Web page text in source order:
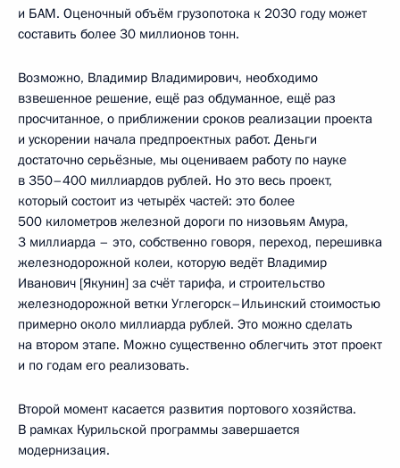
и БАМ. Оценочный объём грузопотока к 2030 году может
составить более 30 миллионов тонн.
Возможно, Владимир Владимирович, необходимо
взвешенное решение, ещё раз обдуманное, ещё раз
просчитанное, о приближении сроков реализации проекта
и ускорении начала предпроектных работ. Деньги
достаточно серьёзные, мы оцениваем работу по науке
в 350–400 миллиардов рублей. Но это весь проект,
который состоит из четырёх частей: это более
500 километров железной дороги по низовьям Амура,
3 миллиарда – это, собственно говоря, переход, перешивка
железнодорожной колеи, которую ведёт Владимир
Иванович [Якунин] за счёт тарифа, и строительство
железнодорожной ветки Углегорск–Ильинский стоимостью
примерно около миллиарда рублей. Это можно сделать
на втором этапе. Можно существенно облегчить этот проект
и по годам его реализовать.
Второй момент касается развития портового хозяйства.
В рамках Курильской программы завершается
модернизация.